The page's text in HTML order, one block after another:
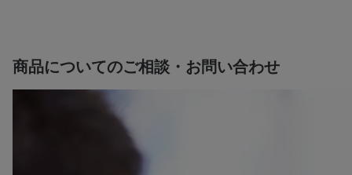
商品についてのご相談・お問い合わせ